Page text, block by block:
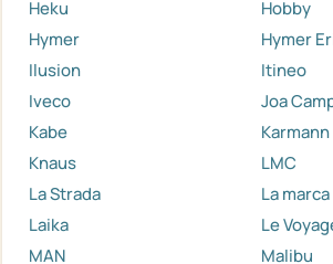
Heku
Hobby
Hymer
Hymer
Ilusion
Itineo
Iveco
Joa
Kabe
Knaus
LMC
La Strada
La marca
Laika
Le
MAN
Malibu